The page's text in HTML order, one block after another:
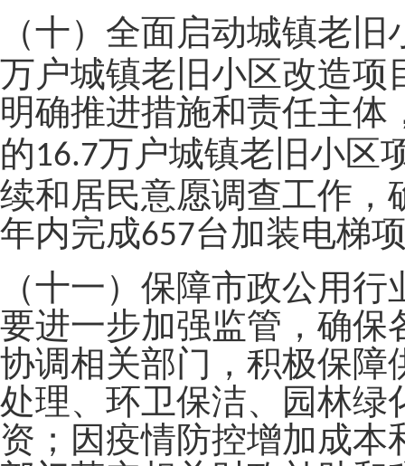
（十）全面启动城镇老
万户城镇老旧小区改造项
明确推进措施和责任主体
的16.7万户城镇老旧小区
续和居民意愿调查工作，
年内完成657台加装电梯
（十一）保障市政公用
要进一步加强监管，确保
协调相关部门，积极保障
处理、环卫保洁、园林绿
资；因疫情防控增加成